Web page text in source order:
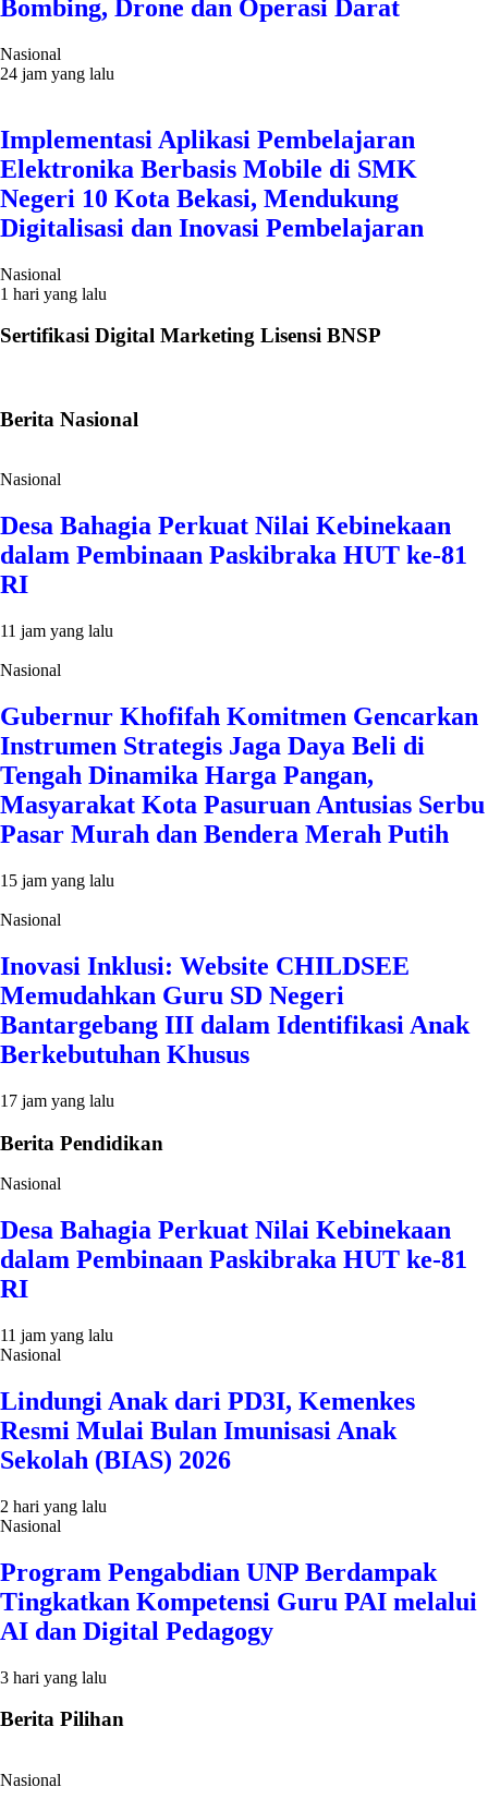
Bombing, Drone dan Operasi Darat
Nasional
24 jam yang lalu
Implementasi Aplikasi Pembelajaran
Elektronika Berbasis Mobile di SMK
Negeri 10 Kota Bekasi, Mendukung
Digitalisasi dan Inovasi Pembelajaran
Nasional
1 hari yang lalu
Sertifikasi Digital Marketing Lisensi BNSP
Berita Nasional
Nasional
Desa Bahagia Perkuat Nilai Kebinekaan
dalam Pembinaan Paskibraka HUT ke-81
RI
11 jam yang lalu
Nasional
Gubernur Khofifah Komitmen Gencarkan
Instrumen Strategis Jaga Daya Beli di
Tengah Dinamika Harga Pangan,
Masyarakat Kota Pasuruan Antusias Serbu
Pasar Murah dan Bendera Merah Putih
15 jam yang lalu
Nasional
Inovasi Inklusi: Website CHILDSEE
Memudahkan Guru SD Negeri
Bantargebang III dalam Identifikasi Anak
Berkebutuhan Khusus
17 jam yang lalu
Berita Pendidikan
Nasional
Desa Bahagia Perkuat Nilai Kebinekaan
dalam Pembinaan Paskibraka HUT ke-81
RI
11 jam yang lalu
Nasional
Lindungi Anak dari PD3I, Kemenkes
Resmi Mulai Bulan Imunisasi Anak
Sekolah (BIAS) 2026
2 hari yang lalu
Nasional
Program Pengabdian UNP Berdampak
Tingkatkan Kompetensi Guru PAI melalui
AI dan Digital Pedagogy
3 hari yang lalu
Berita Pilihan
Nasional